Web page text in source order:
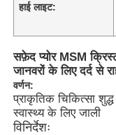
हाई लाइट:
सफ़ेद प्योर MSM
जानवरों के लिए दर्द से
वर्णन:
प्राकृतिक चिकित्सा
स्वास्थ्य के लिए जाली
विनिर्देशः